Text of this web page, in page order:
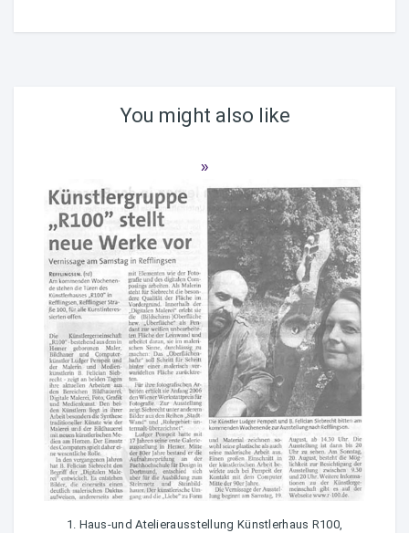
You might also like
1. Haus-und Atelierausstellung Künstlerhaus R100,